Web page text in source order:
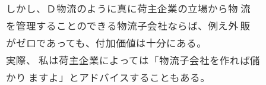
しかし、Ｄ物流のように真に荷主企業の立場から物 流
を管理することのできる物流子会社ならば、例え外 販
がゼロであっても、付加価値は十分にある。
実際、 私は荷主企業によっては「物流子会社を作れば儲
かり ますよ」とアドバイスすることもある。